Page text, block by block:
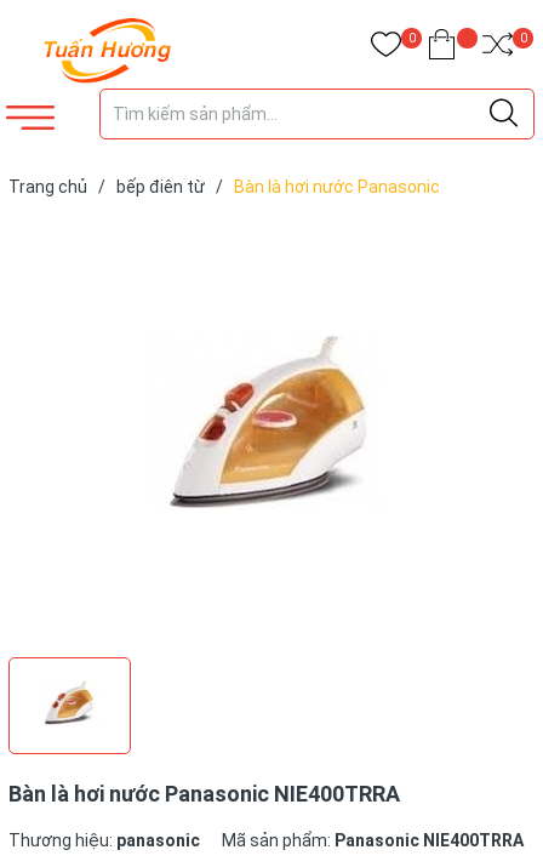
0 0
Trang chủ / bếp điên từ /
Bàn là hơi nước Panasonic
Bàn là hơi nước Panasonic NIE400TRRA
Thương hiệu: panasonic Mã sản phẩm: Panasonic NIE400TRRA